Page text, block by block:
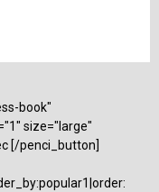
book"
size="large"
[/penci_button]